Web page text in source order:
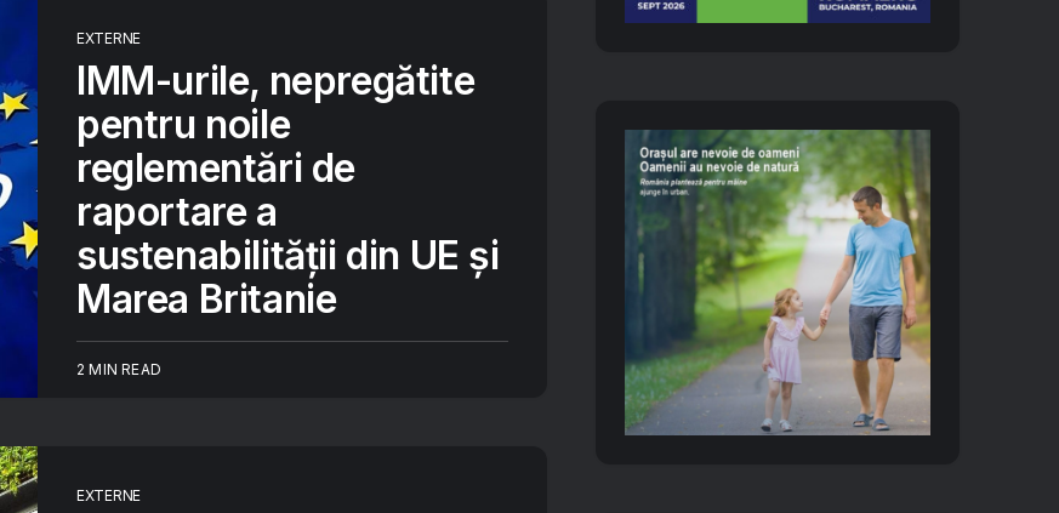
EXTERNE
IMM-urile, nepregătite
pentru noile
reglementări de
raportare a
sustenabilității din UE și
Marea Britanie
2 MIN READ
EXTERNE